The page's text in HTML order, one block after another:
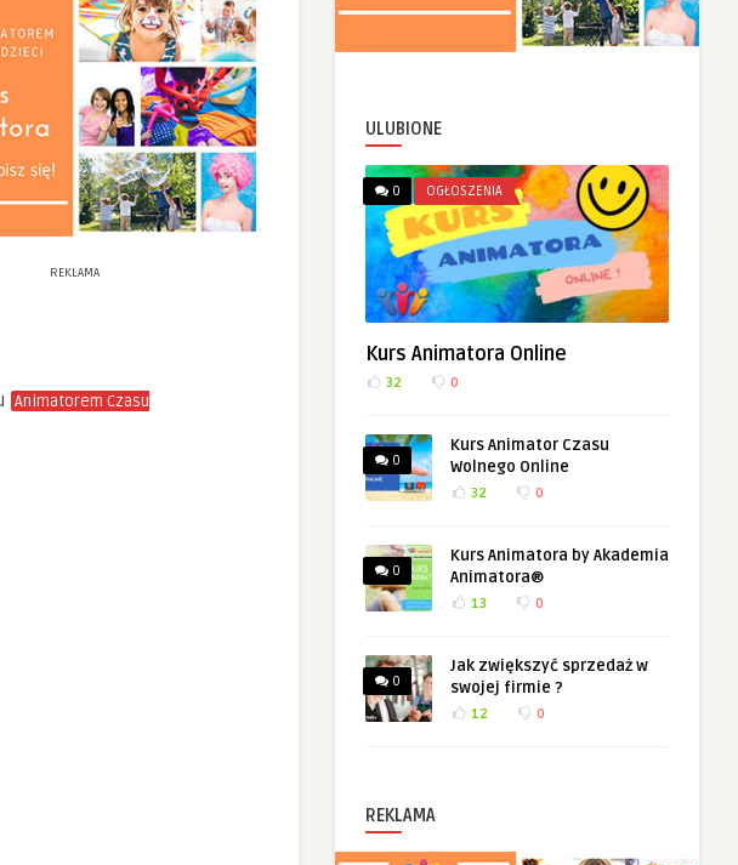
REKLAMA
Animatorem Czasu
ULUBIONE
0 OGŁOSZENIA
Kurs Animatora Online
32 0
0
Kurs Animator Czasu
Wolnego Online
32 0
0
Kurs Animatora by Akademia
Animatora®
13 0
0
Jak zwiększyć sprzedaż w
swojej firmie ?
12 0
REKLAMA